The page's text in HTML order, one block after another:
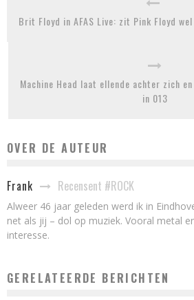
Brit Floyd in AFAS Live: zit Pink Floyd
Machine Head laat ellende achter zich
in 013
OVER DE AUTEUR
Frank Recensent #ROCK
Alweer 46 jaar geleden werd ik in
net als jij – dol op muziek. Vooral metal
interesse.
GERELATEERDE BERICHTEN